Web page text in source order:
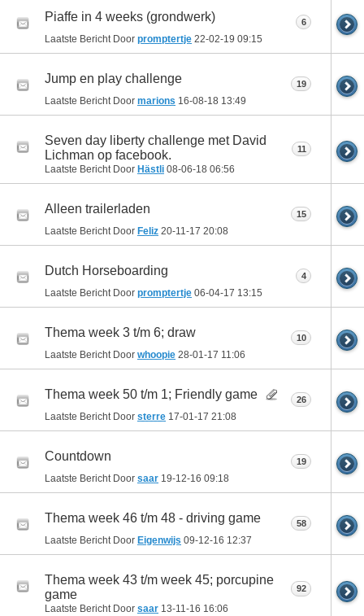
Piaffe in 4 weeks (grondwerk)
Laatste Bericht Door promptertje 22-02-19 09:15
6
Jump en play challenge
Laatste Bericht Door marions 16-08-18 13:49
19
Seven day liberty challenge met David
Lichman op facebook.
Laatste Bericht Door Hästli 08-06-18 06:56
11
Alleen trailerladen
Laatste Bericht Door Feliz 20-11-17 20:08
15
Dutch Horseboarding
Laatste Bericht Door promptertje 06-04-17 13:15
4
Thema week 3 t/m 6; draw
Laatste Bericht Door whoopie 28-01-17 11:06
10
Thema week 50 t/m 1; Friendly game
Laatste Bericht Door sterre 17-01-17 21:08
26
Countdown
Laatste Bericht Door saar 19-12-16 09:18
19
Thema week 46 t/m 48 - driving game
Laatste Bericht Door Eigenwijs 09-12-16 12:37
58
Thema week 43 t/m week 45; porcupine
game
Laatste Bericht Door saar 13-11-16 16:06
92